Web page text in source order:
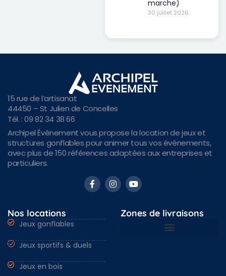
marche)
30 juillet 2026
15 rue de l’artisanat
44450 – St Julien de Concelles
Tél. : 09 82 34 38 66
Archipel Événement vous propose la location de jeux et
structures gonflables pour animer tous vos événements,
avec plus de 150 références adaptées aux entreprises et
particuliers.
Nos locations
Jeux gonflables
Jeux sportifs & duels
Jeux en bois
Zones de livraisons